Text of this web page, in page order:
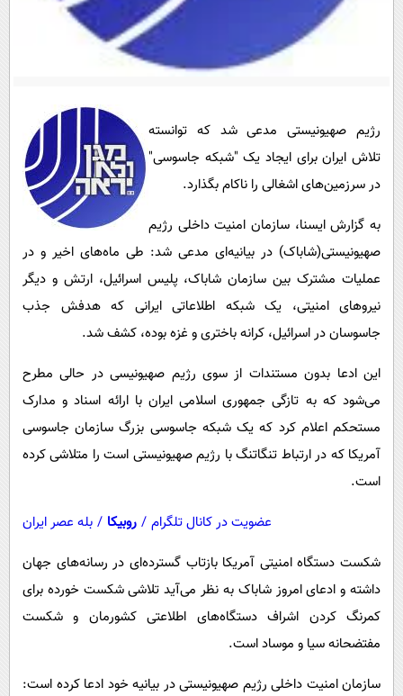
گوناگون
محیط زیست
سلامت
اجتماعی
حیات وحش
سیاست خارجی
آشپزی
رژیم صهیونیستی مدعی شد که توانسته
تلاش ایران برای ایجاد یک "شبکه جاسوسی"
در سرزمین‌های اشغالی را ناکام بگذارد.
به گزارش ایسنا، سازمان امنیت داخلی رژیم
صهیونیستی(شاباک) در بیانیه‌ای مدعی شد: طی ماه‌های اخیر و در
عملیات مشترک بین سازمان شاباک، پلیس اسرائیل، ارتش و دیگر
نیروهای امنیتی، یک شبکه اطلاعاتی ایرانی که هدفش جذب
جاسوسان در اسرائیل، کرانه باختری و غزه بوده، کشف شد.
این ادعا بدون مستندات از سوی رژیم صهیونیسی در حالی مطرح
می‌شود که به تازگی جمهوری اسلامی ایران با ارائه اسناد و مدارک
مستحکم اعلام کرد که یک شبکه جاسوسی بزرگ سازمان جاسوسی
آمریکا که در ارتباط تنگاتنگ با رژیم صهیونیستی است را متلاشی کرده
است.
عضویت در کانال تلگرام / روبیکا / بله عصر ایران
شکست دستگاه امنیتی آمریکا بازتاب گسترده‌ای در رسانه‌های جهان
داشته و ادعای امروز شاباک به نظر می‌آید تلاشی شکست خورده برای
کمرنگ کردن اشراف دستگاه‌های اطلاعتی کشورمان و شکست
مفتضحانه سیا و موساد است.
سازمان امنیت داخلی رژیم صهیونیستی در بیانیه خود ادعا کرده است: